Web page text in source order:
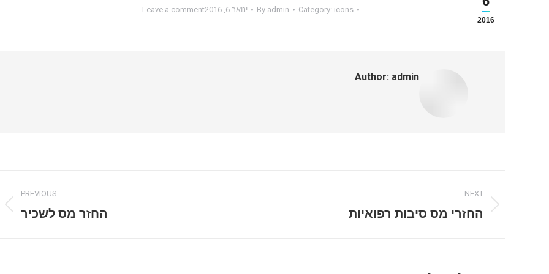
2016
Category: icons
By admin ינואר 6, 2016 Leave a comment
Author: admin
navigation
PREVIOUS
החזר מס לשכיר
NEXT
Next
החזרי מס סיבות רפואיות